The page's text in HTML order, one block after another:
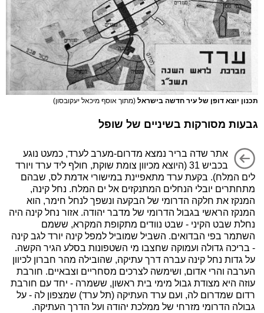
תכנון יוצא דופן של עיר חדשה בישראל (מתוך אוסף מיכאל יעקובסון)
גבעות מסורקות בשיניים של שופל
אתר שדה בריר נמצא מדרום-מערב לערד, כמעט נוגע
בכביש 31 (היוצא מכיוון צומת שוקת, חולף ליד ערד ויורד
לים המלח). בקעת ערד מתאפיינת במישורי אדמת לס, שבהם
מתחתרים יובלי הנחלים המתנקזים אל ים המלח. נחל קינה,
המנקז את חלקה הדרומי של הבקעה ונשפך לנחל חימר, הוא
המנקז הראשי בגבול הדרומי של מדבר יהודה. אזור נחל קינה היה
נחלת שבט הקיני - שבט נוודים מתקופת המקרא, ששמם
השתמר בפי הבדואים. השביל שמוביל למפל קינה יורד לגב קינה
- בריכה גדולה ועמוקה שחצבו מי השטפונות בסלע הגיר הקשה.
על גדות נחל קינה עברה דרך עתיקה, שהובילה מהר חברון לכיוון
הערבה והרי אדום, ושימשה לצרכים מסחריים וצבאיים. חורבת
עוזה היא מצודת גבול מימי בית ראשון, ששמרה - יחד עם חורבת
רדום שמדרום לה, ועם ערד העתיקה (תל ערד) שמצפון לה - על
גבולה הדרומי מזרחי של ממלכת יהודה ועל הדרך העתיקה.